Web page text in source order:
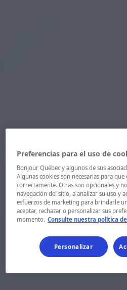
Preferencias para el uso de
Bonjour Québec y algunos de sus
Algunas cookies son necesarias para
correctamente. Otras son opcionales y
navegación del sitio, a analizar su uso y
esfuerzos de marketing para brindarle
aceptar, rechazar o personalizar sus
momento. Consulte nuestra política
Personalizar